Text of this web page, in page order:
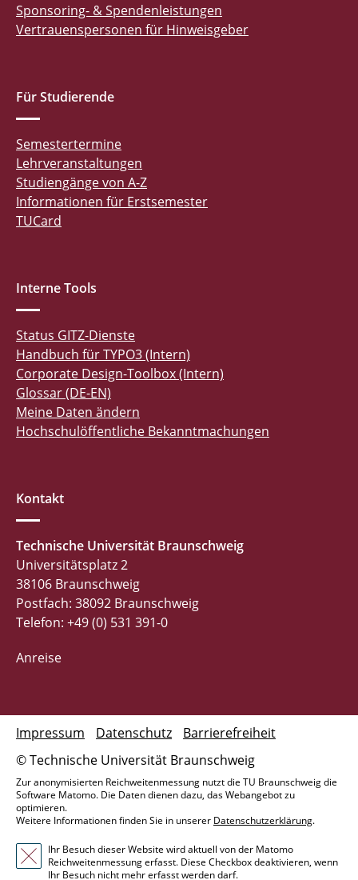
Sponsoring- & Spendenleistungen
Vertrauenspersonen für Hinweisgeber
Für Studierende
Semestertermine
Lehrveranstaltungen
Studiengänge von A-Z
Informationen für Erstsemester
TUCard
Interne Tools
Status GITZ-Dienste
Handbuch für TYPO3 (Intern)
Corporate Design-Toolbox (Intern)
Glossar (DE-EN)
Meine Daten ändern
Hochschulöffentliche Bekanntmachungen
Kontakt
Technische Universität Braunschweig
Universitätsplatz 2
38106 Braunschweig
Postfach: 38092 Braunschweig
Telefon: +49 (0) 531 391-0
Anreise
© Technische Universität Braunschweig
Impressum Datenschutz Barrierefreiheit
Zur anonymisierten Reichweitenmessung nutzt die TU Braunschweig die
Software Matomo. Die Daten dienen dazu, das Webangebot zu
optimieren.
Weitere Informationen finden Sie in unserer Datenschutzerklärung.
Ihr Besuch dieser Website wird aktuell von der Matomo
Reichweitenmessung erfasst. Diese Checkbox deaktivieren, wenn
Ihr Besuch nicht mehr erfasst werden darf.